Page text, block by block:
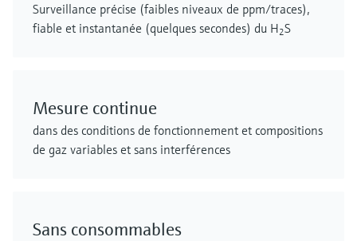
Surveillance précise (faibles niveaux de ppm/traces),
fiable et instantanée (quelques secondes) du H2S
Mesure continue
dans des conditions de fonctionnement et compositions
de gaz variables et sans interférences
Sans consommables